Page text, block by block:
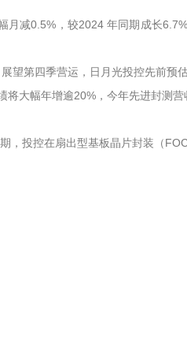
减0.5%，较2024 年同期成长
第四季营运，日月光投控先前预
大幅年增逾20%，今年先进封测
投控在扇出型基板晶片封装（